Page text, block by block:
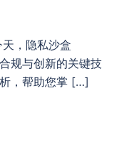
，隐私沙盒
规与创新的关键技
，帮助您掌 […]